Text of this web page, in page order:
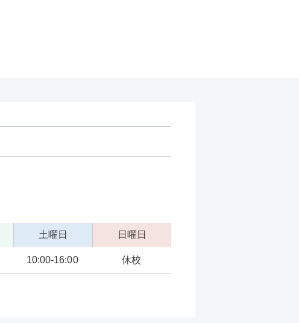
土曜日
10:00-16:00
日曜日
休校